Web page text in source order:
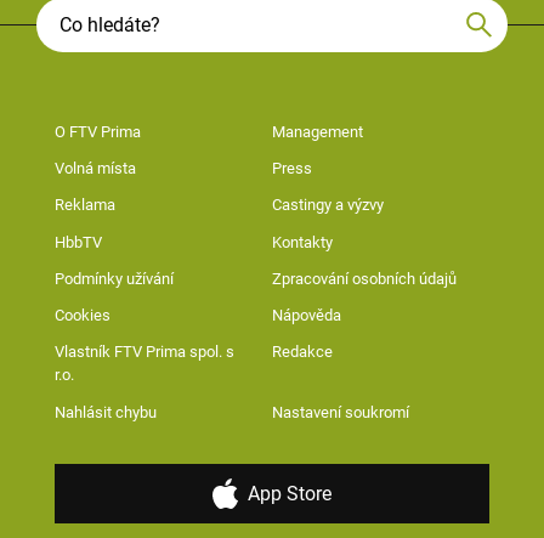
O FTV Prima Management
Volná místa Press
Reklama Castingy a výzvy
HbbTV Kontakty
Podmínky užívání Zpracování osobních údajů
Cookies Nápověda
Vlastník FTV Prima spol. s
r.o.
Redakce
Nahlásit chybu Nastavení soukromí
App Store